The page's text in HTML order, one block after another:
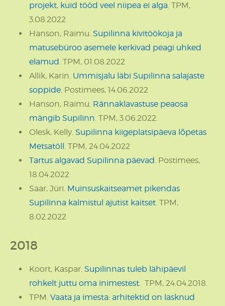
projekt, kuid tööd veel niipea ei alga. TPM,
3.08.2022
Hanson, Raimu. Supilinna kivitöökoja ja
matusebüroo asemele kerkivad peagi uhked
elamud. TPM, 01.08.2022
Allik, Karin. Ummisjalu läbi Supilinna salajaste
soppide. Postimees, 14.06.2022
Hanson, Raimu. Rännaklavastuse peaosa
mängib Supilinn. TPM, 3.06.2022.
Olesk, Kelly. Supilinna kiigeplatsipäeva lõpetas
Metsatöll. TPM, 24.04.2022
Tartus algavad Supilinna päevad. Postimees,
18.04.2022
Saar, Jüri. Muinsuskaitseamet pikendas
Supilinna kalmistul ajutist kaitset. TPM,
8.02.2022
2018
Koort, Kaspar. Supilinnas tuleb lähipäevil
rohkelt juttu oma inimestest. TPM, 24.04.2018.
TPM. Vaata ja imesta: arhitektid on lasknud